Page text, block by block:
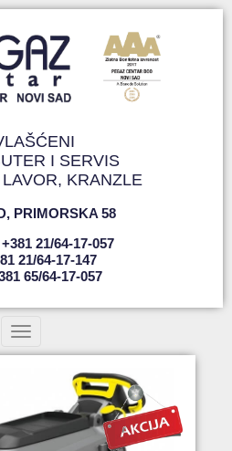
I SERVIS
KRANZLE
, PRIMORSKA 58
21/64-17-057
21/64-17-147
65/64-17-057
Toggle navigation